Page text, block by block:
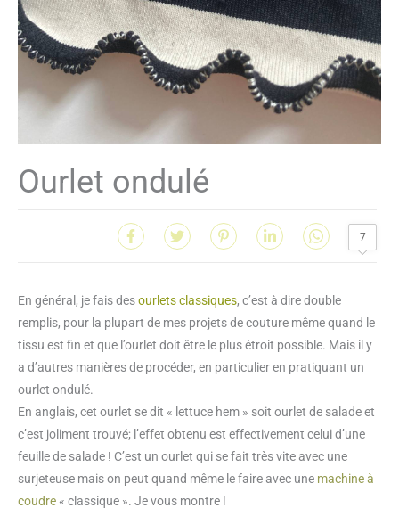
Ourlet ondulé
7
En général, je fais desourlets classiques, c’est à dire double
remplis, pour la plupart de mes projets de couture même quand le
tissu est fin et que l’ourlet doit être le plus étroit possible. Mais il y
a d’autres manières de procéder, en particulier en pratiquant un
ourlet ondulé.
En anglais, cet ourlet se dit « lettuce hem » soit ourlet de salade et
c’est joliment trouvé; l’effet obtenu est effectivement celui d’une
feuille de salade ! C’est un ourlet qui se fait très vite avec une
surjeteuse mais on peut quand même le faire avec une machine à
coudre « classique ». Je vous montre !